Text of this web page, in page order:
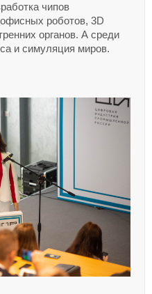
чипов
офисных роботов, 3D
органов. А среди
и симуляция миров.